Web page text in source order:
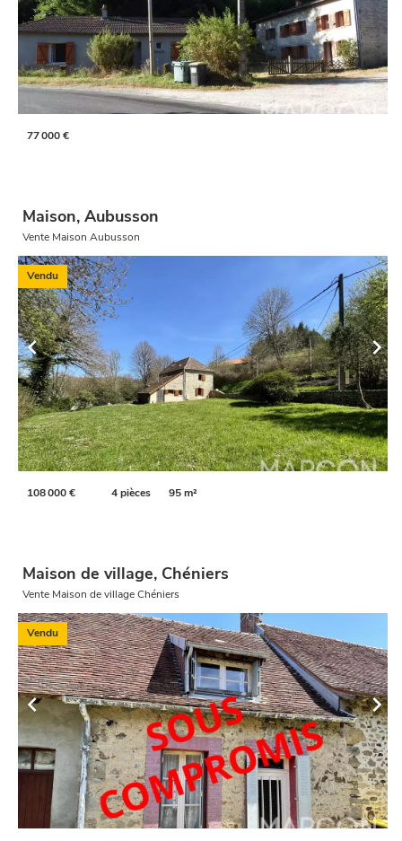
77 000 €
Maison, Aubusson
Vente Maison Aubusson
108 000 € 4 pièces 95 m²
Vendu
Maison de village, Chéniers
Vente Maison de village Chéniers
Vendu